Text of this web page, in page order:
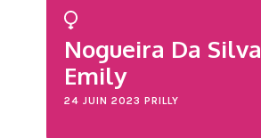
Nogueira Da Silva
Emily
24 JUIN 2023 PRILLY